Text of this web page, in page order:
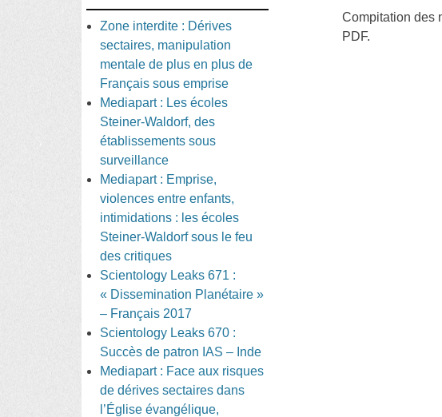
Compitation des
PDF.
Zone interdite : Dérives
sectaires, manipulation
mentale de plus en plus de
Français sous emprise
Mediapart : Les écoles
Steiner-Waldorf, des
établissements sous
surveillance
Mediapart : Emprise,
violences entre enfants,
intimidations : les écoles
Steiner-Waldorf sous le feu
des critiques
Scientology Leaks 671 :
« Dissemination Planétaire »
– Français 2017
Scientology Leaks 670 :
Succès de patron IAS – Inde
Mediapart : Face aux risques
de dérives sectaires dans
l’Église évangélique,